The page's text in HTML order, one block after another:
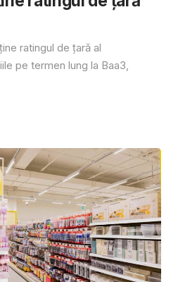
ratingul de țară al
pe termen lung la Baa3,